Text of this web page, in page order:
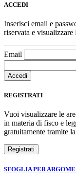
ACCEDI
Inserisci email e
riservata e visualizzare
Email
REGISTRATI
Vuoi visualizzare le
in materia di fisco e
gratuitamente tramite
SFOGLIA PER